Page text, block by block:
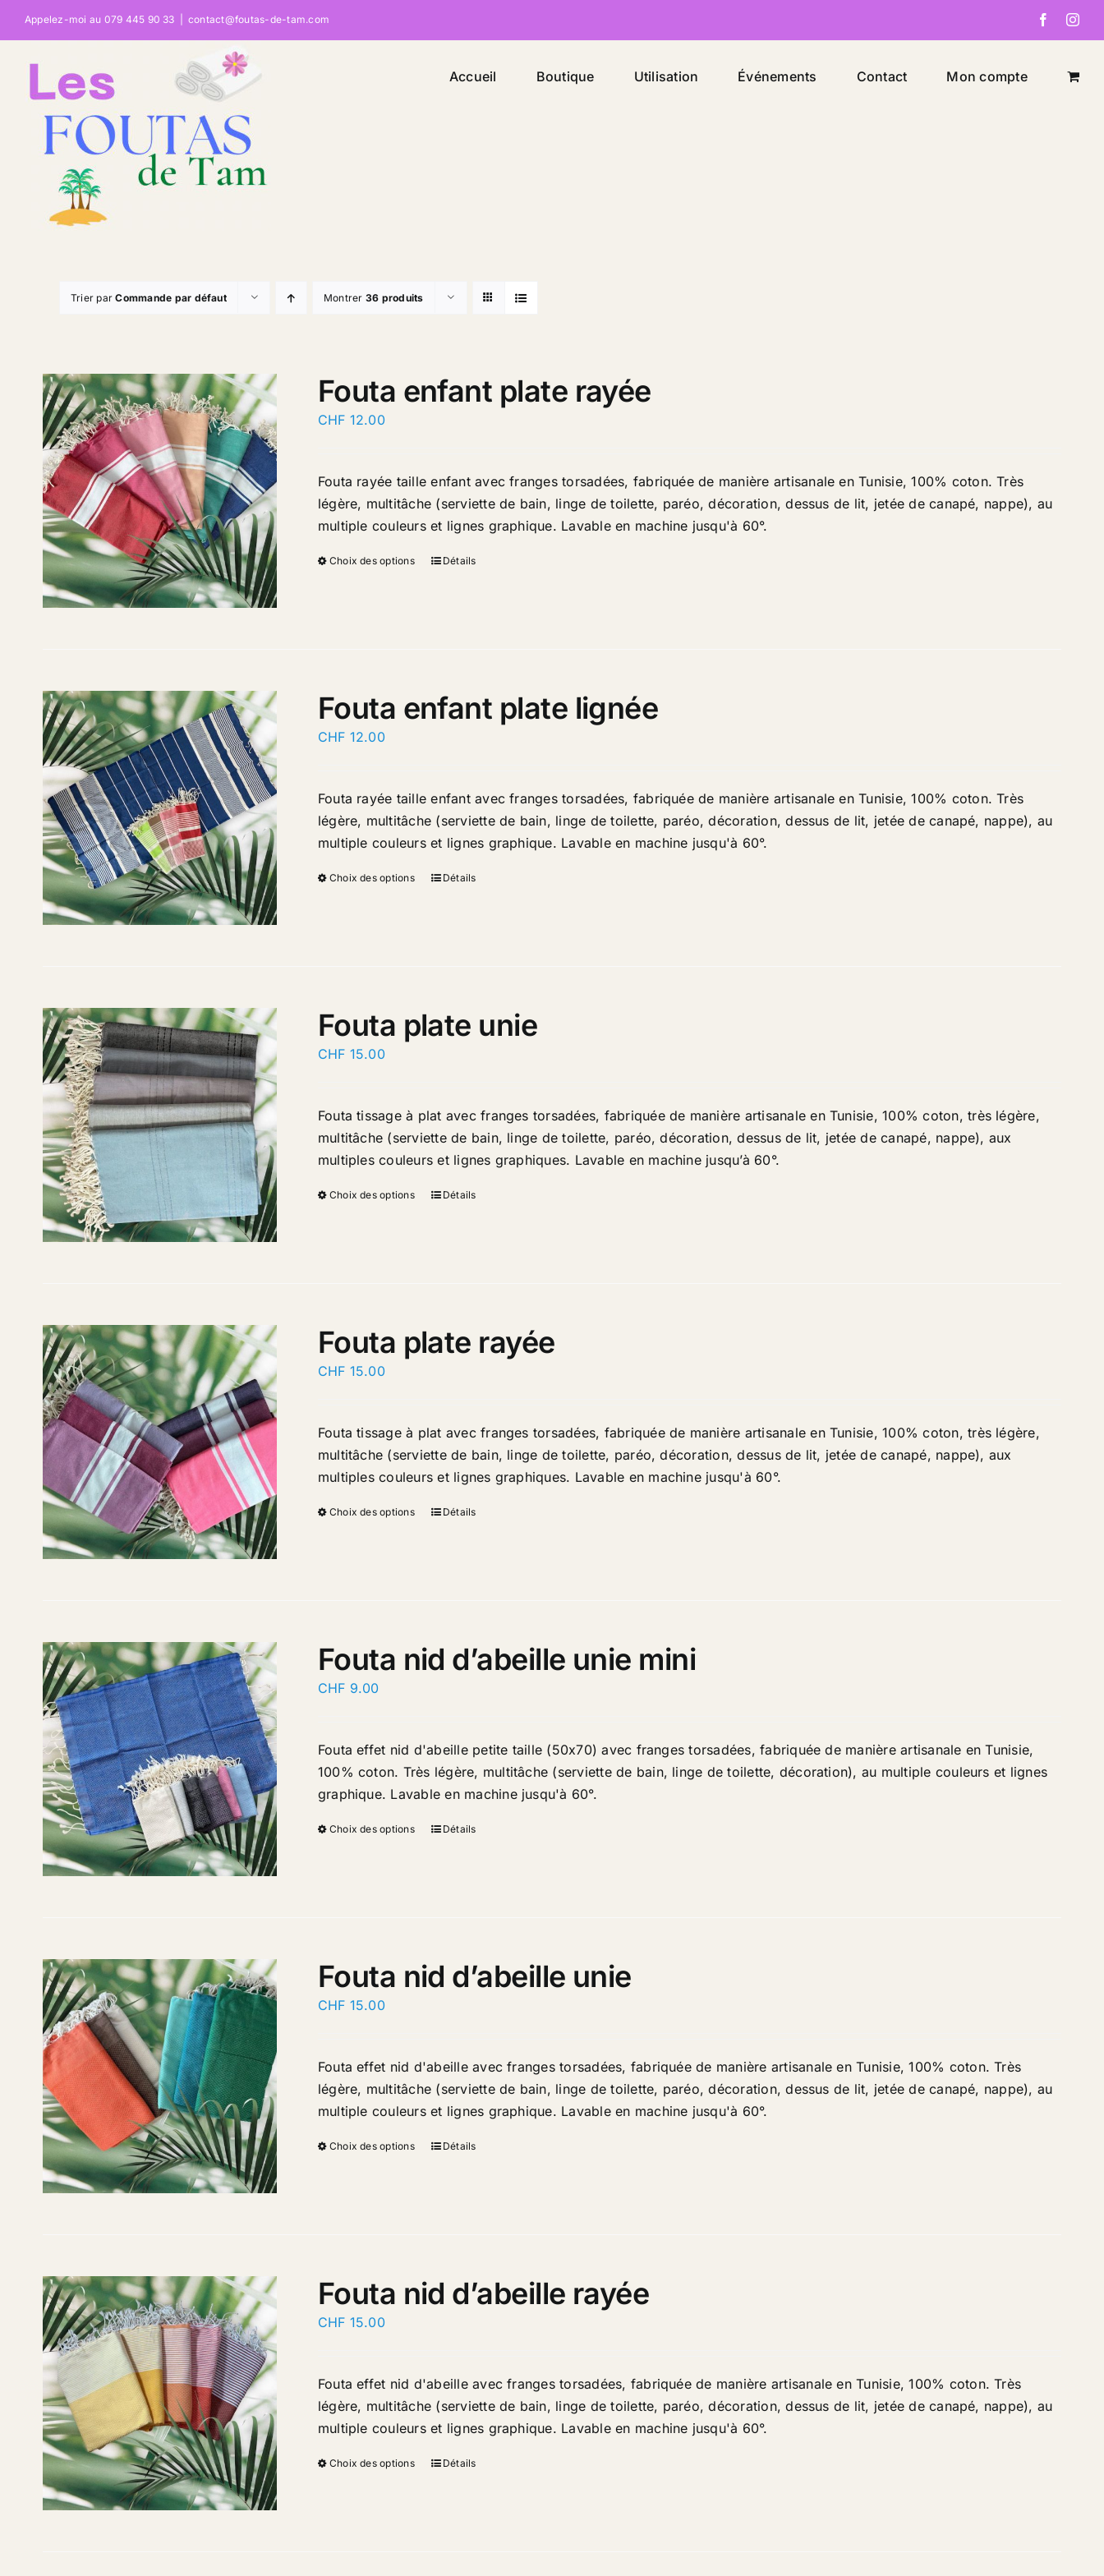
Appelez-moi au 079 445 90 33 contact@foutas-de-tam.com Facebook
Accueil Boutique Utilisation Événements Contact Mon compte
Trier parCommande par défaut Montrer 36 produits
Fouta enfant plate rayée
CHF 12.00
Fouta rayée taille enfant avec franges torsadées, fabriquée de manière artisanale en Tunisie, 100% coton. Très
légère, multitâche (serviette de bain, linge de toilette, paréo, décoration, dessus de lit, jetée de canapé, nappe), au
multiple couleurs et lignes graphique. Lavable en machine jusqu'à 60°.
Choix des options Détails
Fouta enfant plate lignée
CHF 12.00
Fouta rayée taille enfant avec franges torsadées, fabriquée de manière artisanale en Tunisie, 100% coton. Très
légère, multitâche (serviette de bain, linge de toilette, paréo, décoration, dessus de lit, jetée de canapé, nappe), au
multiple couleurs et lignes graphique. Lavable en machine jusqu'à 60°.
Choix des options Détails
Fouta plate unie
CHF 15.00
Fouta tissage à plat avec franges torsadées, fabriquée de manière artisanale en Tunisie, 100% coton, très légère,
multitâche (serviette de bain, linge de toilette, paréo, décoration, dessus de lit, jetée de canapé, nappe), aux
multiples couleurs et lignes graphiques. Lavable en machine jusqu’à 60°.
Choix des options Détails
Fouta plate rayée
CHF 15.00
Fouta tissage à plat avec franges torsadées, fabriquée de manière artisanale en Tunisie, 100% coton, très légère,
multitâche (serviette de bain, linge de toilette, paréo, décoration, dessus de lit, jetée de canapé, nappe), aux
multiples couleurs et lignes graphiques. Lavable en machine jusqu'à 60°.
Choix des options Détails
Fouta nid d’abeille unie mini
CHF 9.00
Fouta effet nid d'abeille petite taille (50x70) avec franges torsadées, fabriquée de manière artisanale en Tunisie,
100% coton. Très légère, multitâche (serviette de bain, linge de toilette, décoration), au multiple couleurs et lignes
graphique. Lavable en machine jusqu'à 60°.
Choix des options Détails
Fouta nid d’abeille unie
CHF 15.00
Fouta effet nid d'abeille avec franges torsadées, fabriquée de manière artisanale en Tunisie, 100% coton. Très
légère, multitâche (serviette de bain, linge de toilette, paréo, décoration, dessus de lit, jetée de canapé, nappe), au
multiple couleurs et lignes graphique. Lavable en machine jusqu'à 60°.
Choix des options Détails
Fouta nid d’abeille rayée
CHF 15.00
Fouta effet nid d'abeille avec franges torsadées, fabriquée de manière artisanale en Tunisie, 100% coton. Très
légère, multitâche (serviette de bain, linge de toilette, paréo, décoration, dessus de lit, jetée de canapé, nappe), au
multiple couleurs et lignes graphique. Lavable en machine jusqu'à 60°.
Choix des options Détails